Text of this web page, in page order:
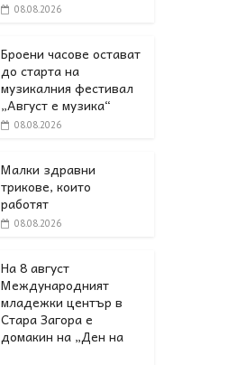
08.08.2026
Броени часове остават
до старта на
музикалния фестивал
„Август е музика“
08.08.2026
Малки здравни
трикове, които
работят
08.08.2026
На 8 август
Международният
младежки център в
Стара Загора е
домакин на „Ден на